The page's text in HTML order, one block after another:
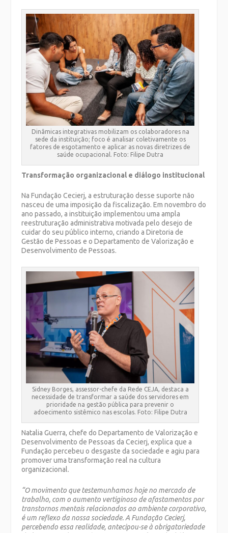
Dinâmicas integrativas mobilizam os colaboradores na
sede da instituição; foco é analisar coletivamente os
fatores de esgotamento e aplicar as novas diretrizes de
saúde ocupacional. Foto: Filipe Dutra
Transformação organizacional e diálogo institucional
Na Fundação Cecierj, a estruturação desse suporte não
nasceu de uma imposição da fiscalização. Em novembro do
ano passado, a instituição implementou uma ampla
reestruturação administrativa motivada pelo desejo de
cuidar do seu público interno, criando a Diretoria de
Gestão de Pessoas e o Departamento de Valorização e
Desenvolvimento de Pessoas.
Sidney Borges, assessor-chefe da Rede CEJA, destaca a
necessidade de transformar a saúde dos servidores em
prioridade na gestão pública para prevenir o
adoecimento sistêmico nas escolas. Foto: Filipe Dutra
Natalia Guerra, chefe do Departamento de Valorização e
Desenvolvimento de Pessoas da Cecierj, explica que a
Fundação percebeu o desgaste da sociedade e agiu para
promover uma transformação real na cultura
organizacional.
“O movimento que testemunhamos hoje no mercado de
trabalho, com o aumento vertiginoso de afastamentos por
transtornos mentais relacionados ao ambiente corporativo,
é um reflexo da nossa sociedade. A Fundação Cecierj,
percebendo essa realidade, antecipou-se à obrigatoriedade